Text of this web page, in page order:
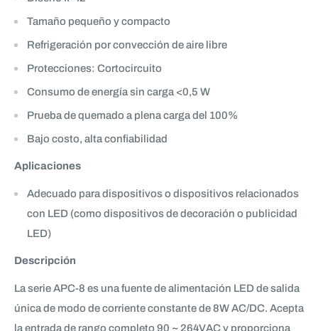
Tamaño pequeño y compacto
Refrigeración por convección de aire libre
Protecciones: Cortocircuito
Consumo de energía sin carga <0,5 W
Prueba de quemado a plena carga del 100%
Bajo costo, alta confiabilidad
Aplicaciones
Adecuado para dispositivos o dispositivos relacionados
con LED (como dispositivos de decoración o publicidad
LED)
Descripción
La serie APC-8 es una fuente de alimentación LED de salida
única de modo de corriente constante de 8W AC/DC. Acepta
la entrada de rango completo 90 ~ 264VAC y proporciona